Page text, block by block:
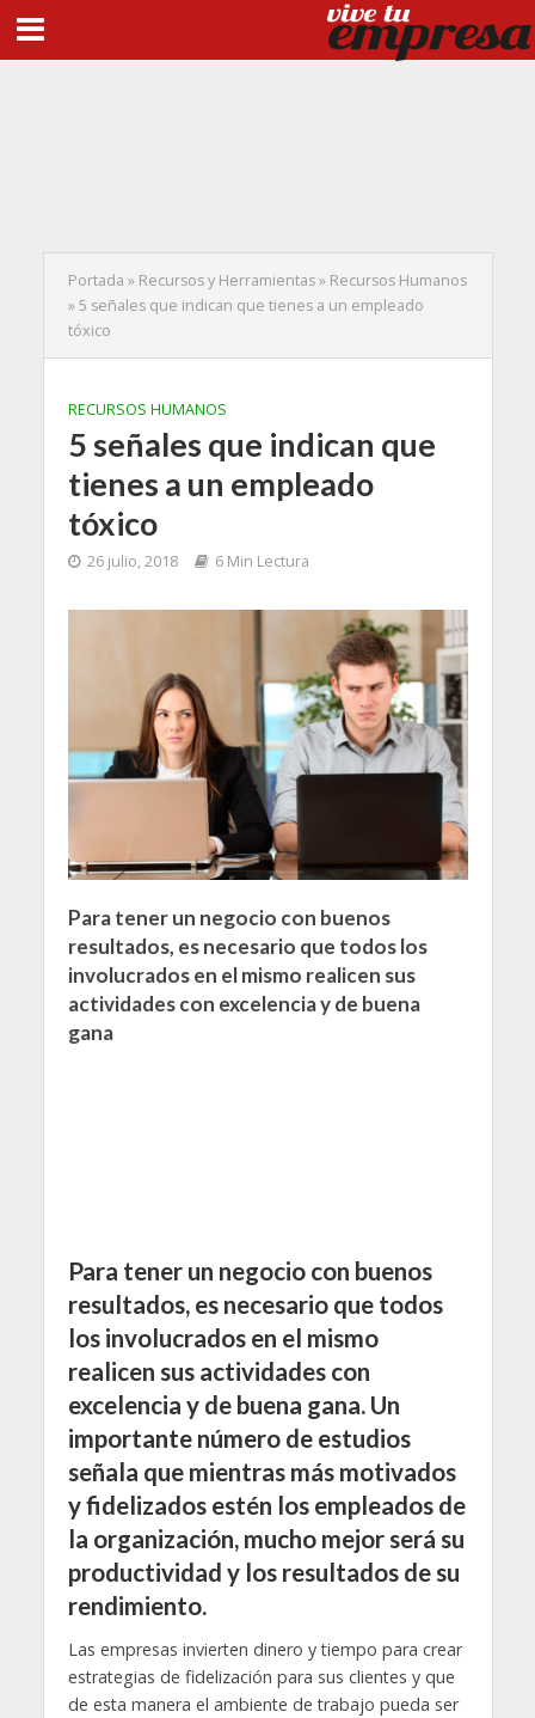
Portada » Recursos y Herramientas» Recursos Humanos
»5 señales que indican que tienes a un empleado
tóxico
RECURSOS HUMANOS
5 señales que indican que
tienes a un empleado
tóxico
26 julio, 2018 6 Min Lectura
Para tener un negocio con buenos
resultados, es necesario que todos los
involucrados en el mismo realicen sus
actividades con excelencia y de buena
gana
Para tener un negocio con buenos
resultados, es necesario que todos
los involucrados en el mismo
realicen sus actividades con
excelencia y de buena gana. Un
importante número de estudios
señala que mientras más motivados
y fidelizados estén los empleados de
la organización, mucho mejor será su
productividad y los resultados de su
rendimiento.
Las empresas invierten dinero y tiempo para crear
estrategias de fidelización para sus clientes y que
de esta manera el ambiente de trabajo pueda ser